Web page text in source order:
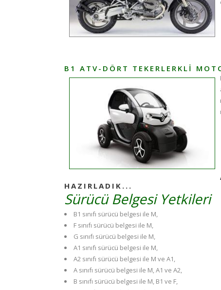
B1 ATV-DÖRT TEKERLERKLI
HAZIRLADIK...
Sürücü Belgesi Yetkileri
B1 sınıfı sürücü belgesi ile M,
F sınıfı sürücü belgesi ile M,
G sınıfı sürücü belgesi ile M,
A1 sınıfı sürücü belgesi ile M,
A2 sınıfı sürücü belgesi ile M ve A1,
A sınıfı sürücü belgesi ile M, A1 ve A2,
B sınıfı sürücü belgesi ile M, B1 ve F,